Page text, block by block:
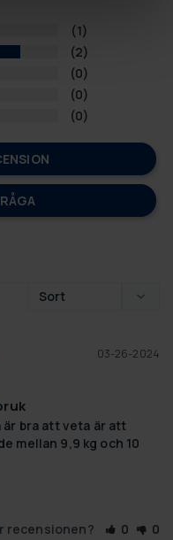
1
2
0
0
0
03-26-2024
bra att veta är att
mellan 9,9 kg och 10
recensionen? 0 0